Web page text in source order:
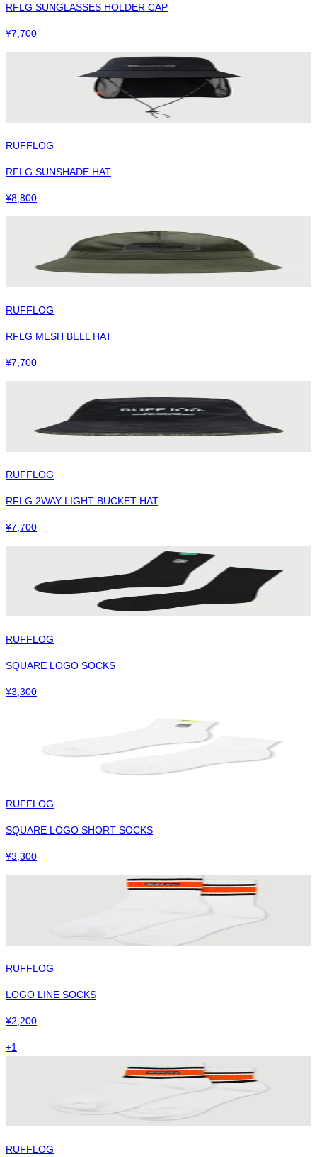
RFLG SUNGLASSES HOLDER CAP
¥7,700
RUFFLOG
RFLG SUNSHADE HAT
¥8,800
RUFFLOG
RFLG MESH BELL HAT
¥7,700
RUFFLOG
RFLG 2WAY LIGHT BUCKET HAT
¥7,700
RUFFLOG
SQUARE LOGO SOCKS
¥3,300
RUFFLOG
SQUARE LOGO SHORT SOCKS
¥3,300
RUFFLOG
LOGO LINE SOCKS
¥2,200
+1
RUFFLOG